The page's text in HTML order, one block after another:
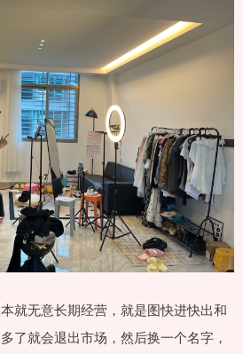
就无意长期经营，就是图快进快出和
了就会退出市场，然后换一个名字，